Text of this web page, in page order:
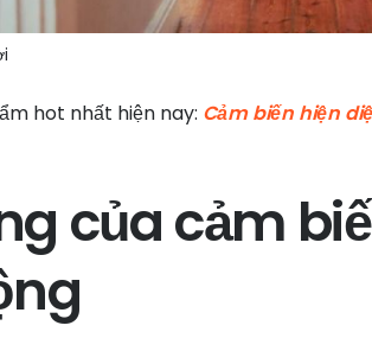
hot nhất hiện nay: Cảm biến hiện
của cảm